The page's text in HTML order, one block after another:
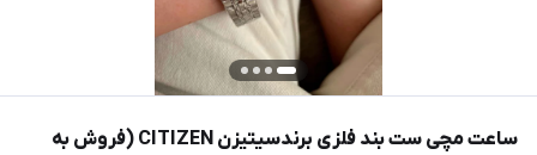
ساعت مچی ست بند فلزی برندسیتیزن CITIZEN (فروش به